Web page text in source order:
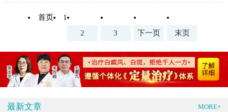
首页
1
2
3 下一页 末页
最新文章 MORE+